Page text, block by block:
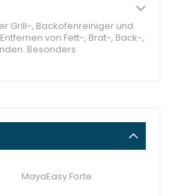
Grill-, Backofenreiniger und
von Fett-, Brat-, Back-,
Besonders
MayaEasy Forte